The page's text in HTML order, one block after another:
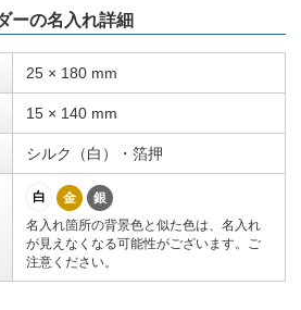
ーの名入れ詳細
25 × 180 mm
15 × 140 mm
シルク（白）・箔押
白 金
銀
名入れ箇所の背景色と似た色は、名入れ
が見えなくなる可能性がございます。ご
注意ください。